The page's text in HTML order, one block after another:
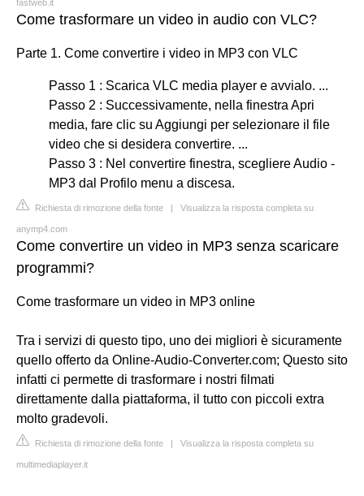
fastweb.it
Come trasformare un video in audio con VLC?
Parte 1. Come convertire i video in MP3 con VLC
Passo 1 : Scarica VLC media player e avvialo. ...
Passo 2 : Successivamente, nella finestra Apri
media, fare clic su Aggiungi per selezionare il file
video che si desidera convertire. ...
Passo 3 : Nel convertire finestra, scegliere Audio -
MP3 dal Profilo menu a discesa.
Richiesta di rimozione della fonte | Visualizza la risposta completa su
anymp4.com
Come convertire un video in MP3 senza scaricare
programmi?
Come trasformare un video in MP3 online
Tra i servizi di questo tipo, uno dei migliori è sicuramente
quello offerto da Online-Audio-Converter.com; Questo sito
infatti ci permette di trasformare i nostri filmati
direttamente dalla piattaforma, il tutto con piccoli extra
molto gradevoli.
Richiesta di rimozione della fonte | Visualizza la risposta completa su
multimediaplayer.it